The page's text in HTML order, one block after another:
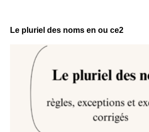
Le pluriel des noms en ou ce2